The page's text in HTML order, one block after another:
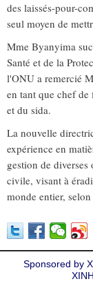
des laissés-pour-
seul moyen de
Mme Byanyima
Santé et de la
l'ONU a remercié
en tant que chef
et du sida.
La nouvelle
expérience en
gestion de
civile, visant à
monde entier,
Sponsored by